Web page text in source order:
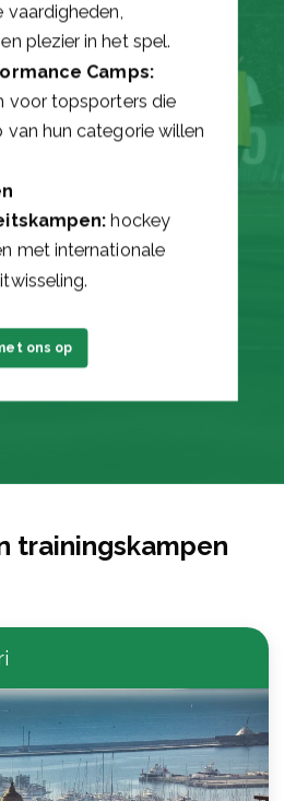
vaardigheden,
plezier in het spel.
Camps:
voor topsporters die
van hun categorie willen
hockey
met internationale
ons op
trainingskampen